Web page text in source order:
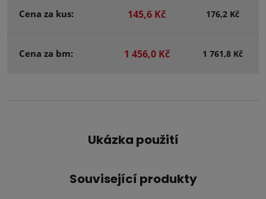
Cena za kus: 145,6 Kč 176,2 Kč
Cena za bm: 1 456,0 Kč 1 761,8 Kč
Ukázka použití
Související produkty